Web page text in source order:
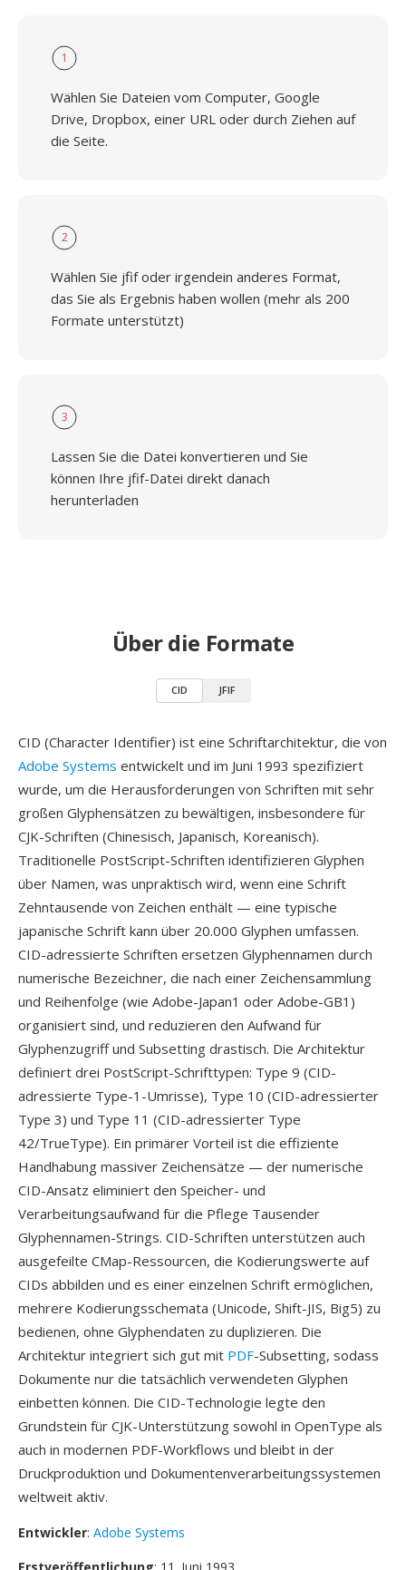
1
Wählen Sie Dateien vom Computer, Google
Drive, Dropbox, einer URL oder durch Ziehen auf
die Seite.
2
Wählen Sie jfif oder irgendein anderes Format,
das Sie als Ergebnis haben wollen (mehr als 200
Formate unterstützt)
3
Lassen Sie die Datei konvertieren und Sie
können Ihre jfif-Datei direkt danach
herunterladen
Über die Formate
CID JFIF
CID (Character Identifier) ist eine Schriftarchitektur, die von
Adobe Systems entwickelt und im Juni 1993 spezifiziert
wurde, um die Herausforderungen von Schriften mit sehr
großen Glyphensätzen zu bewältigen, insbesondere für
CJK-Schriften (Chinesisch, Japanisch, Koreanisch).
Traditionelle PostScript-Schriften identifizieren Glyphen
über Namen, was unpraktisch wird, wenn eine Schrift
Zehntausende von Zeichen enthält — eine typische
japanische Schrift kann über 20.000 Glyphen umfassen.
CID-adressierte Schriften ersetzen Glyphennamen durch
numerische Bezeichner, die nach einer Zeichensammlung
und Reihenfolge (wie Adobe-Japan1 oder Adobe-GB1)
organisiert sind, und reduzieren den Aufwand für
Glyphenzugriff und Subsetting drastisch. Die Architektur
definiert drei PostScript-Schrifttypen: Type 9 (CID-
adressierte Type-1-Umrisse), Type 10 (CID-adressierter
Type 3) und Type 11 (CID-adressierter Type
42/TrueType). Ein primärer Vorteil ist die effiziente
Handhabung massiver Zeichensätze — der numerische
CID-Ansatz eliminiert den Speicher- und
Verarbeitungsaufwand für die Pflege Tausender
Glyphennamen-Strings. CID-Schriften unterstützen auch
ausgefeilte CMap-Ressourcen, die Kodierungswerte auf
CIDs abbilden und es einer einzelnen Schrift ermöglichen,
mehrere Kodierungsschemata (Unicode, Shift-JIS, Big5) zu
bedienen, ohne Glyphendaten zu duplizieren. Die
Architektur integriert sich gut mit PDF-Subsetting, sodass
Dokumente nur die tatsächlich verwendeten Glyphen
einbetten können. Die CID-Technologie legte den
Grundstein für CJK-Unterstützung sowohl in OpenType als
auch in modernen PDF-Workflows und bleibt in der
Druckproduktion und Dokumentenverarbeitungssystemen
weltweit aktiv.
Entwickler: Adobe Systems